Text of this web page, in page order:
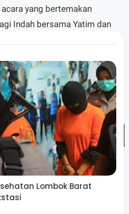
yang bertemakan
Indah bersama Yatim dan
Pihaknya
Kepala Desa Kediri, Kepala
setempat.
rasa syukur yang
pihak yang terlibat," kata
Lombok Barat